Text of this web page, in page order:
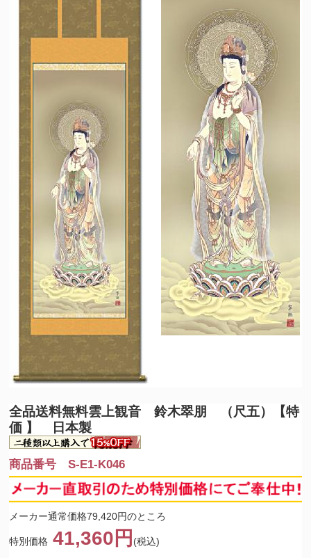
全品送料無料雲上観音 鈴木翠朋 （尺五）【特
価 】 日本製
商品番号 S-E1-K046
メーカー通常価格79,420円のところ
特別価格 41,360円 (税込)